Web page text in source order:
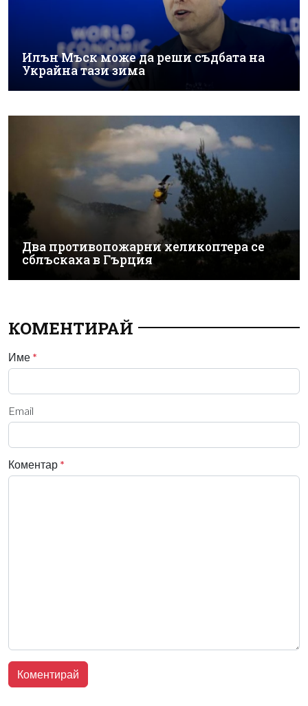
Илън Мъск може да реши съдбата на
Украйна тази зима
Два противопожарни хеликоптера се
сблъскаха в Гърция
КОМЕНТИРАЙ
Име *
Email
Коментар *